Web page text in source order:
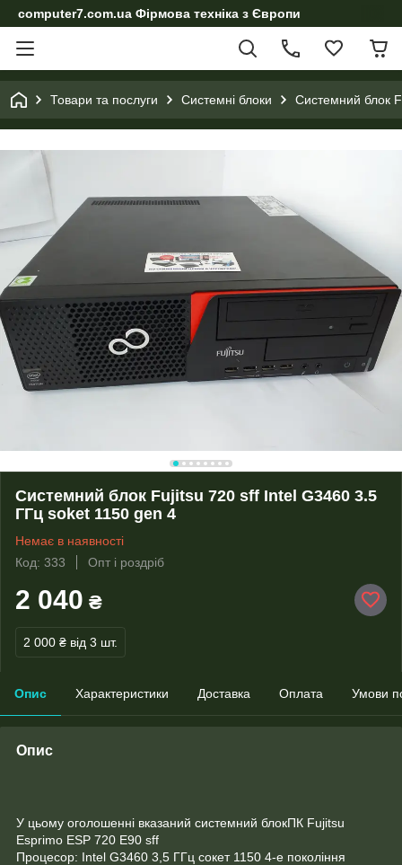
computer7.com.ua Фірмова техніка з Європи
Товари та послуги Системні блоки Системний блок
Системний блок Fujitsu 720 sff Intel G3460 3.5
ГГц soket 1150 gen 4
Немає в наявності
Код: 333
Опт і роздріб
2 040 ₴
2 000 ₴ від 3 шт.
Опис Характеристики Доставка Оплата Умови
Опис
У цьому оголошенні вказаний системний блокПК Fujitsu
Esprimo ESP 720 E90 sff
Процесор: Intel G3460 3,5 ГГц сокет 1150 4-е покоління